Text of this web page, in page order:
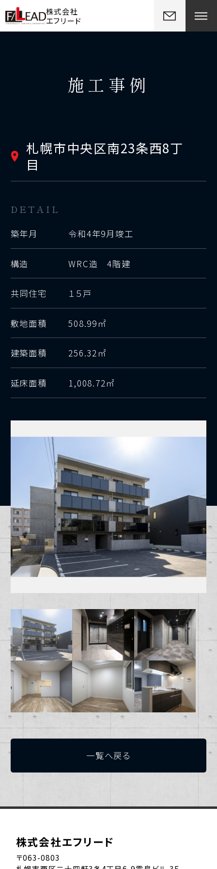
株式会社
エフリード
施工事例
札幌市中央区南23条西8丁
目
DETAIL
築年月 令和4年9月竣工
構造 WRC造 4階建
共同住宅 １５戸
敷地面積 508.99㎡
建築面積 256.32㎡
延床面積 1,008.72㎡
一覧へ戻る
株式会社エフリード
〒063-0803